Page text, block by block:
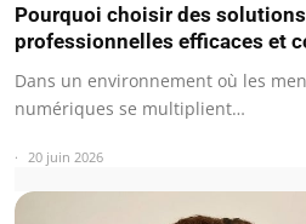
Pourquoi choisir des
professionnelles efficaces et
Dans un environnement où les
numériques se multiplient…
20 juin 2026